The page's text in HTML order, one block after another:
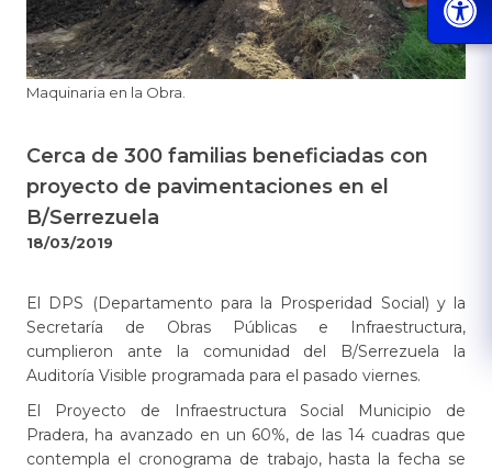
​Maquinaria en la Obra.
Cerca de 300 familias beneficiadas con
proyecto de pavimentaciones en el
B/Serrezuela
18/03/2019
El DPS (Departamento para la Prosperidad Social) y la
Secretaría de Obras Públicas e Infraestructura,
cumplieron ante la comunidad del B/Serrezuela la
Auditoría Visible programada para el pasado viernes.
El Proyecto de Infraestructura Social Municipio de
Pradera, ha avanzado en un 60%, de las 14 cuadras que
contempla el cronograma de trabajo, hasta la fecha se